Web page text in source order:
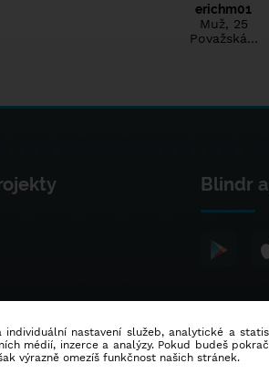
erichm01
Muž, 25
Považská…
Blindr
nastavení služeb, analytické a
médií, inzerce a analýzy. Pokud budeš
výrazně omezíš funkčnost našich stránek.